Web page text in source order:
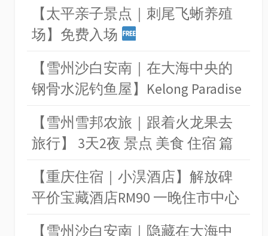
【太平亲子景点｜刺尾飞蜥养殖
场】免费入场
【雪州沙白安南｜在大海中央的
钢骨水泥钓鱼屋】Kelong Paradise
【雪州雪邦农旅｜跟着火龙果去
旅行】 3天2夜 景点 美食 住宿 篇
【重庆住宿｜小淏酒店】解放碑
平价宝藏酒店RM90 一晚住市中心
【雪州沙白安南｜隐藏在大海中